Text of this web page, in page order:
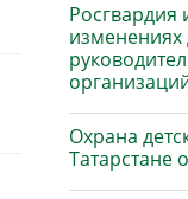
Росгвардия
изменениях
Охрана
Татарстане